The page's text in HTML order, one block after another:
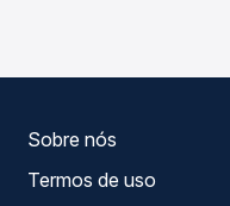
Sobre nós
Termos de uso